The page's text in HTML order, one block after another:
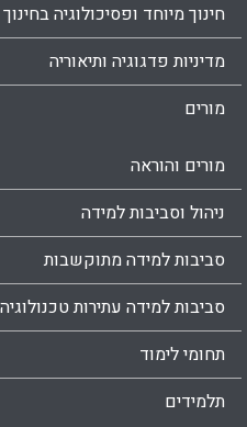
חינוך מיוחד ופסיכולוגיה בחינוך
מדיניות פדגוגיה ותיאוריה
מורים
מורים והוראה
ניהול וסביבות למידה
סביבות למידה מתוקשבות
סביבות למידה עתירות טכנולוגיה
תחומי לימוד
תלמידים